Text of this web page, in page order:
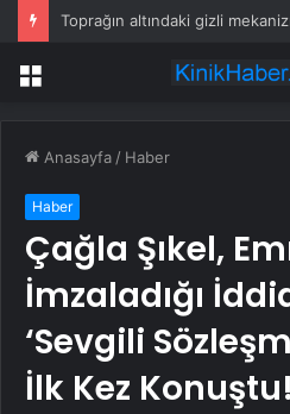
Menü
Anasayfa / Haber
Haber
Çağla Şıkel,
İmzaladığı
‘Sevgili
İlk Kez Konuştu!